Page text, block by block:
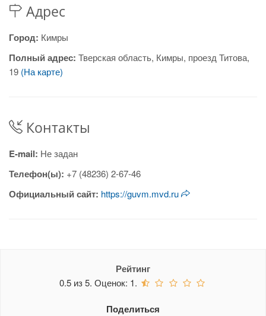
Адрес
Город: Кимры
Полный адрес: Тверская область, Кимры, проезд Титова,
19 (На карте)
Контакты
E-mail: Не задан
Телефон(ы): +7 (48236) 2-67-46
Официальный сайт: https://guvm.mvd.ru
Рейтинг
0.5 из5. Оценок: 1.
Поделиться